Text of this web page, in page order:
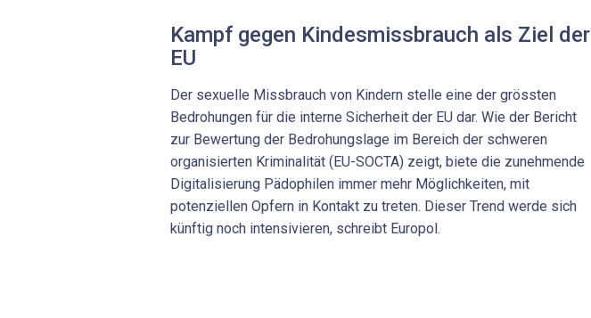
Kampf gegen Kindesmissbrauch als Ziel der
EU
Der sexuelle Missbrauch von Kindern stelle eine der grössten
Bedrohungen für die interne Sicherheit der EU dar. Wie der Bericht
zur Bewertung der Bedrohungslage im Bereich der schweren
organisierten Kriminalität (EU-SOCTA) zeigt, biete die zunehmende
Digitalisierung Pädophilen immer mehr Möglichkeiten, mit
potenziellen Opfern in Kontakt zu treten. Dieser Trend werde sich
künftig noch intensivieren, schreibt Europol.